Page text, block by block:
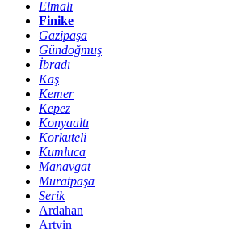
Elmalı
Finike
Gazipaşa
Gündoğmuş
İbradı
Kaş
Kemer
Kepez
Konyaaltı
Korkuteli
Kumluca
Manavgat
Muratpaşa
Serik
Ardahan
Artvin